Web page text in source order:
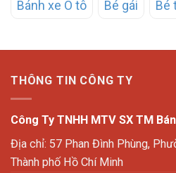
Bánh xe Ô tô Bé gái Bé
THÔNG TIN CÔNG TY
Công Ty TNHH MTV SX TM
Địa chỉ: 57 Phan Đình Phùng,
Thành phố Hồ Chí Minh